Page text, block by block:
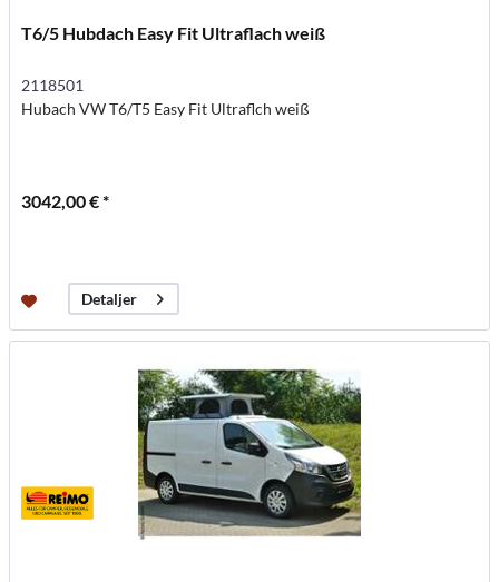
T6/5 Hubdach Easy Fit Ultraflach weiß
2118501
Hubach VW T6/T5 Easy Fit Ultraflch weiß
3042,00 € *
Detaljer